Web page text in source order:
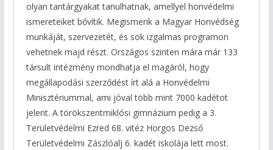
olyan tantárgyakat tanulhatnak, amellyel honvédelmi
ismereteiket bővítik. Megismerik a Magyar Honvédség
munkáját, szervezetét, és sok izgalmas programon
vehetnek majd részt. Országos szinten mára már 133
társult intézmény mondhatja el magáról, hogy
megállapodási szerződést írt alá a Honvédelmi
Minisztériummal, ami jóval több mint 7000 kadétot
jelent. A törökszentmiklósi gimnázium pedig a 3.
Területvédelmi Ezred 68. vitéz Horgos Dezső
Területvédelmi Zászlóalj 6. kadét iskolája lett most.